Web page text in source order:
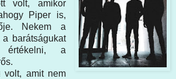
volt, amikor
Piper is,
Nekem a
barátságukat
értékelni, a
volt, amit nem